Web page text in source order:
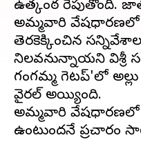
ఉత్కంఠ రేపుతోంది.
అమ్మవారి వేషధారణలో
తెరకెక్కించిన
నిలవనున్నాయని దేవిశ్రీ
గంగమ్మ గెటప్'లో
వైరల్ అయ్యింది.
అమ్మవారి వేషధారణలో
ఉంటుందనే ప్రచారం